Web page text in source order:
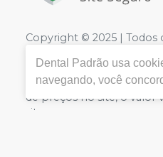
Copyright © 2025 | Todos
| CNPJ:
Medicamentos controle
CRF/PE nº 10109 |
de preços no site, o valor
site.
Dental Padrão usa
navegando, você